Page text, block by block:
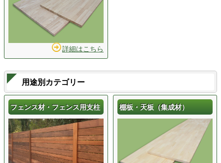
詳細はこちら
用途別カテゴリー
フェンス材・フェンス用支柱 棚板・天板（集成材）